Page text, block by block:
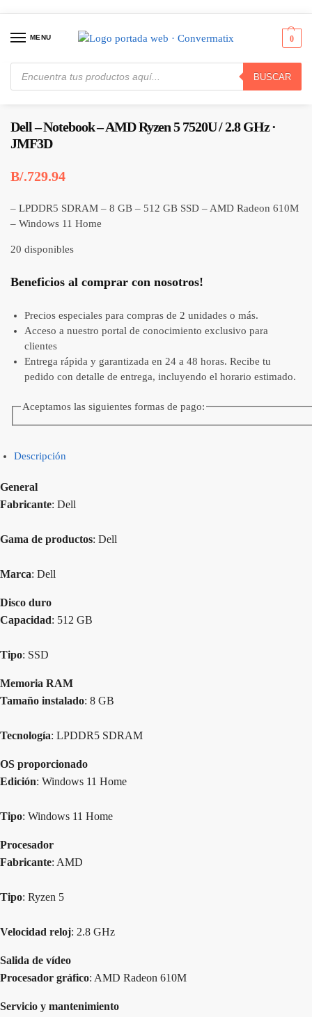
MENU
BUSCAR
0
Inicio / Computadores / Portátiles / Dell – Notebook – AMD Ryzen 5 7520U / 2.8 GHz · JMF3D
Dell – Notebook – AMD Ryzen 5 7520U / 2.8 GHz ·
JMF3D
B/.729.94
– LPDDR5 SDRAM – 8 GB – 512 GB SSD – AMD Radeon 610M
– Windows 11 Home
20 disponibles
Beneficios al comprar con nosotros!
Precios especiales para compras de 2 unidades o más.
Acceso a nuestro portal de conocimiento exclusivo para
clientes
Entrega rápida y garantizada en 24 a 48 horas. Recibe tu
pedido con detalle de entrega, incluyendo el horario estimado.
Aceptamos las siguientes formas de pago:
Descripción
General
Fabricante: Dell
Gama de productos: Dell
Marca: Dell
Disco duro
Capacidad: 512 GB
Tipo: SSD
Memoria RAM
Tamaño instalado: 8 GB
Tecnología: LPDDR5 SDRAM
OS proporcionado
Edición: Windows 11 Home
Tipo: Windows 11 Home
Procesador
Fabricante: AMD
Tipo: Ryzen 5
Velocidad reloj: 2.8 GHz
Salida de vídeo
Procesador gráfico: AMD Radeon 610M
Servicio y mantenimiento